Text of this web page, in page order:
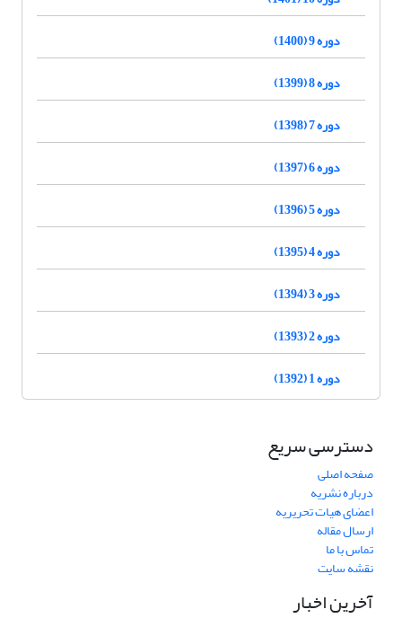
دوره 9 (1400)
دوره 8 (1399)
دوره 7 (1398)
دوره 6 (1397)
دوره 5 (1396)
دوره 4 (1395)
دوره 3 (1394)
دوره 2 (1393)
دوره 1 (1392)
دسترسی سریع
صفحه اصلی
درباره نشریه
اعضای هیات تحریریه
ارسال مقاله
تماس با ما
نقشه سایت
آخرین اخبار